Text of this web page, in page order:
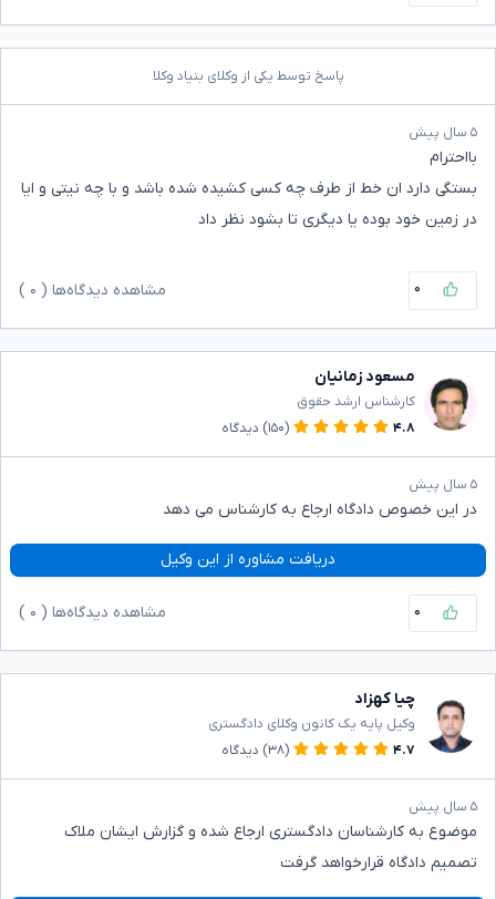
پاسخ توسط یکی از وکلای بنیاد وکلا
۵ سال پیش
بااحترام
بستگی دارد ان خط از طرف چه کسی کشیده شده باشد و با چه نیتی و ایا
در زمین خود بوده یا دیگری تا بشود نظر داد
۰ مشاهده دیدگاه‌ها ( ۰
مسعود زمانیان
کارشناس ارشد حقوق
۴.۸
(۱۵۰) دیدگاه
۵ سال پیش
در این خصوص دادگاه ارجاع به کارشناس می دهد
دریافت مشاوره از این وکیل
۰ مشاهده دیدگاه‌ها ( ۰
چیا کهزاد
وکیل پایه یک کانون وکلای دادگستری
۴.۷
(۳۸) دیدگاه
۵ سال پیش
موضوع به کارشناسان دادگستری ارجاع شده و گزارش ایشان ملاک
تصمیم دادگاه قرارخواهد گرفت